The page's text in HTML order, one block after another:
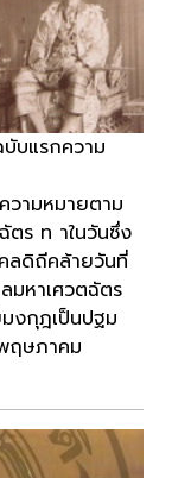
บแรกความ
วามหมายตาม
ตร ท าในวันซึ่ง
ลดิถีคล้ายวันที่
มหาเศวตฉัตร
งกุฎเป็นปฐม
ฤษภาคม